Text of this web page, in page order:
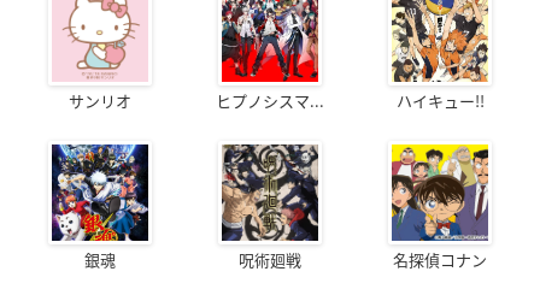
サンリオ ヒプノシスマ... ハイキュー!!
銀魂 呪術廻戦 名探偵コナン